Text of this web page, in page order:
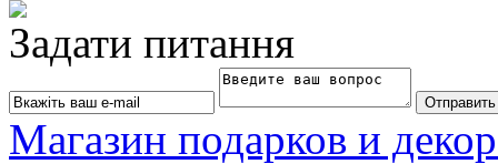
Задати питання
Магазин подарков и